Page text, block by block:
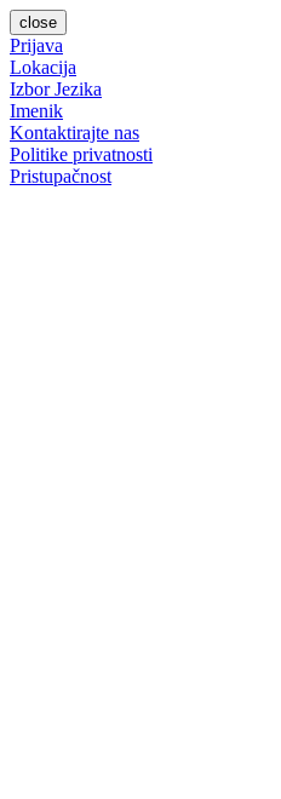
close
Prijava
Lokacija
Izbor Jezika
Imenik
Kontaktirajte nas
Politike privatnosti
Pristupačnost